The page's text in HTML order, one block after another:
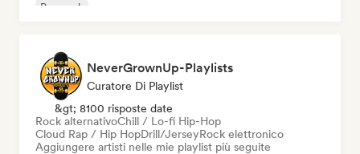
Pop rock
NeverGrownUp-Playlists
Curatore Di Playlist
&gt; 8100 risposte date
Rock alternativoChill / Lo-fi Hip-Hop
Cloud Rap / Hip HopDrill/JerseyRock elettronico
Aggiungere artisti nelle mie playlist più seguite